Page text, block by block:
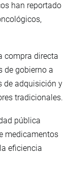
han reportado
compra directa
de gobierno a
de adquisición y
tradicionales.
pública
medicamentos
eficiencia